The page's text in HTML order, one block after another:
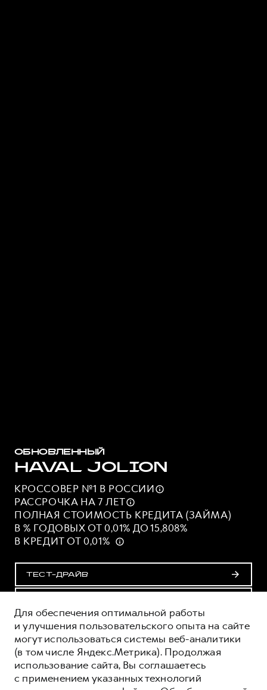
ОБНОВЛЕННЫЙ
HAVAL JOLION
КРОССОВЕР №1 В РОССИИ
РАССРОЧКА НА 7 ЛЕТ
ПОЛНАЯ СТОИМОСТЬ КРЕДИТА (ЗАЙМА)
В % ГОДОВЫХ ОТ 0,01% ДО 15,808%
В КРЕДИТ ОТ 0,01%
ТЕСТ-ДРАЙВ
ОЦЕНИВАЙТЕ СВОИ ФИНАНСОВЫЕ
ВОЗМОЖНОСТИ И РИСКИ
ИЗУЧИТЕ ВСЕ УСЛОВИЯ КРЕДИТА (ЗАЙМА) НА
САЙТЕ:
Для обеспечения оптимальной работы
и улучшения пользовательского опыта на сайте
могут использоваться системы веб-аналитики
(в том числе Яндекс.Метрика). Продолжая
использование сайта, Вы соглашаетесь
с применением указанных технологий